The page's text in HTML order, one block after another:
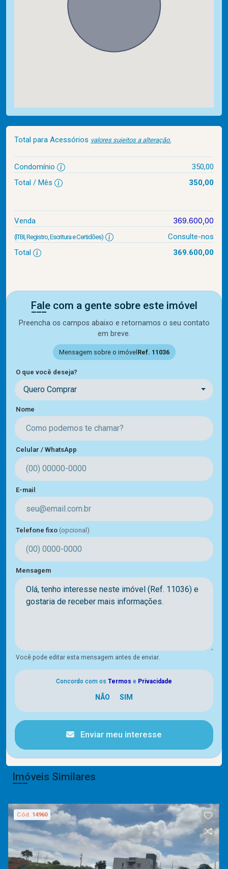
Total para Acessórios valores sujeitos a alteração.
Condomínio
350,00
Total / Mês
350,00
Venda 369.600,00
(ITBI, Registro, Escritura e Certidões)
Consulte-nos
Total
369.600,00
Fale com a gente sobre este imóvel
Preencha os campos abaixo e retornamos o seu contato
em breve.
Mensagem sobre o imóvel Ref. 11036
O que você deseja?
Quero Comprar
Nome
Celular / WhatsApp
E-mail
Telefone fixo (opcional)
Mensagem
Você pode editar esta mensagem antes de enviar.
Concordo com os Termos e Privacidade
Enviar meu interesse
Imóveis Similares
Cód. 14960